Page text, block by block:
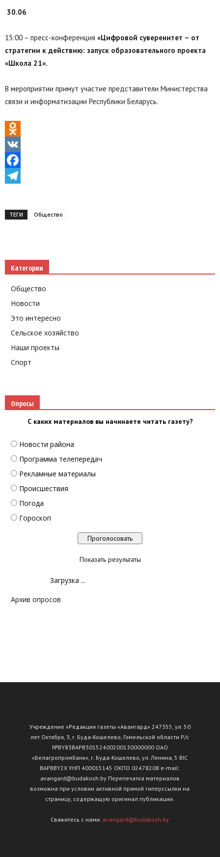
30.06
15:00 – пресс-конференция «Цифровой суверенитет – от
стратегии к действию: запуск образовательного проекта
«Школа 21».
В мероприятии примут участие представители Министерства
связи и информатизации Республики Беларусь.
Odnoklassniki
VK
Facebook
ТЕГИ Общество
Категории
Общество
Новости
Это интересно
Сельское хозяйство
Наши проекты
Спорт
Опросы
С каких материалов вы начинаете читать газету?
Новости района
Программа телепередач
Рекламные материалы
Происшествия
Погода
Гороскоп
Показать результаты
Загрузка ...
Архив опросов
Учреждение «Редакция газеты «Авангард» 247355, ул. 50
лет Октября, 3, г. Буда-Кошелево, Гомельской области Р/с
№ВY83ВАРВ30152400200130000000 ОАО
«Белагропромбанк», г. Буда-Кошелево, ул. Ленина, 5 BIC
BAPBBY2X УНП 400015145 ОКПО 02478208 e-mail:
avangard@budakosh.by Перепечатка материалов
возможна при условии активной прямой гиперссылки на
страницу, содержащую оригинал публикации.
Свяжитесь с нами: avangard@budakosh.by